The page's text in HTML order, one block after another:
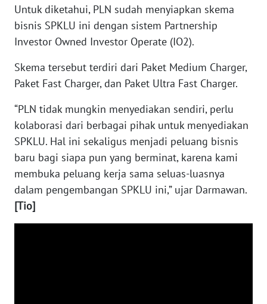
Untuk diketahui, PLN sudah menyiapkan skema
bisnis SPKLU ini dengan sistem Partnership
Investor Owned Investor Operate (IO2).
Skema tersebut terdiri dari Paket Medium Charger,
Paket Fast Charger, dan Paket Ultra Fast Charger.
“PLN tidak mungkin menyediakan sendiri, perlu
kolaborasi dari berbagai pihak untuk menyediakan
SPKLU. Hal ini sekaligus menjadi peluang bisnis
baru bagi siapa pun yang berminat, karena kami
membuka peluang kerja sama seluas-luasnya
dalam pengembangan SPKLU ini,” ujar Darmawan.
[Tio]
WN
SERAMBI
JAMBI
WN
SULTRA
NTB
WN